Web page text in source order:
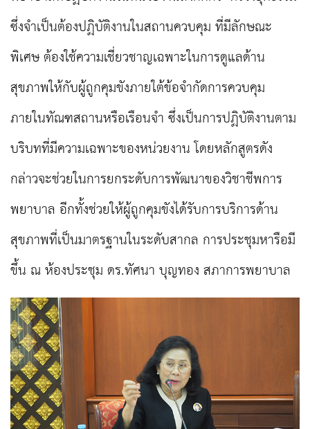
ซึ่งจำเป็นต้องปฏิบัติงานในสถานควบคุม ที่มีลักษณะ
พิเศษ ต้องใช้ความเชี่ยวชาญเฉพาะในการดูแลด้าน
สุขภาพให้กับผู้ถูกคุมขังภายใต้ข้อจำกัดการควบคุม
ภายในทัณฑสถานหรือเรือนจำ ซึ่งเป็นการปฏิบัติงานตาม
บริบทที่มีความเฉพาะของหน่วยงาน โดยหลักสูตรดัง
กล่าวจะช่วยในการยกระดับการพัฒนาของวิชาชีพการ
พยาบาล อีกทั้งช่วยให้ผู้ถูกคุมขังได้รับการบริการด้าน
สุขภาพที่เป็นมาตรฐานในระดับสากล การประชุมหารือมี
ขึ้น ณ ห้องประชุม ดร.ทัศนา บุญทอง สภาการพยาบาล